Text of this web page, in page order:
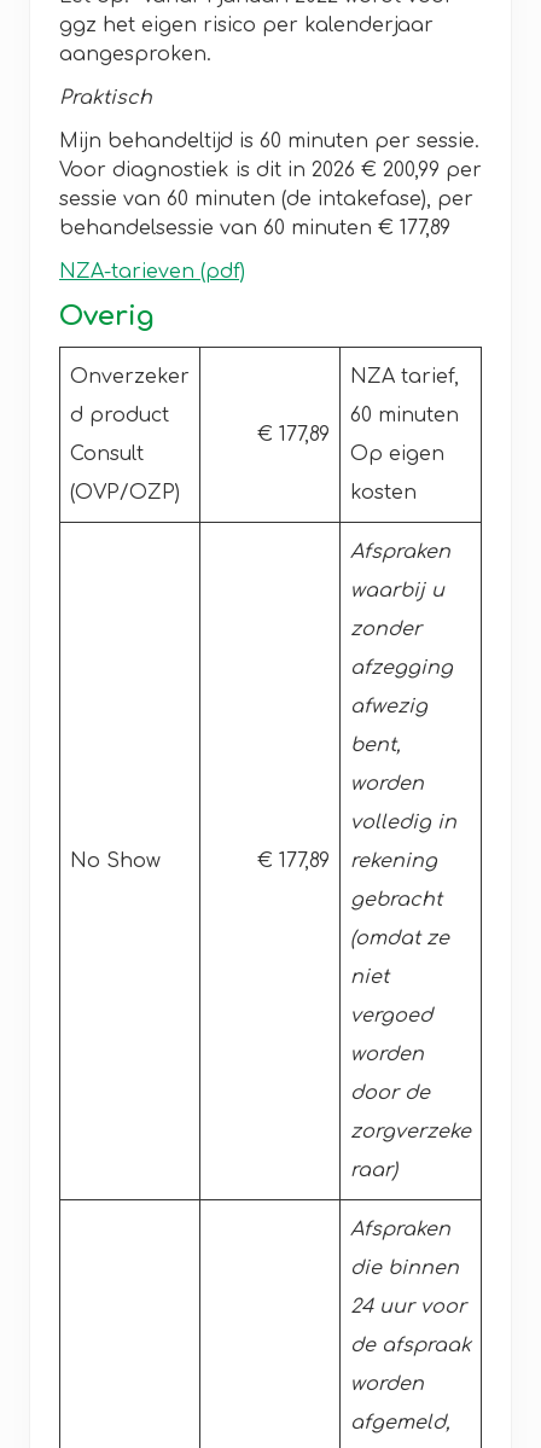
ggz het eigen risico per kalenderjaar
aangesproken.
Praktisch
Mijn behandeltijd is 60 minuten per sessie.
Voor diagnostiek is dit in 2026 € 200,99 per
sessie van 60 minuten (de intakefase), per
behandelsessie van 60 minuten € 177,89
NZA-tarieven (pdf)
Overig
Onverzeker
d product
Consult
(OVP/OZP)
€ 177,89
NZA tarief,
60 minuten
Op eigen
kosten
No Show € 177,89
Afspraken
waarbij u
zonder
afzegging
afwezig
bent,
worden
volledig in
rekening
gebracht
(omdat ze
niet
vergoed
worden
door de
zorgverzeke
raar)
Afspraken
die binnen
24 uur voor
de afspraak
worden
afgemeld,